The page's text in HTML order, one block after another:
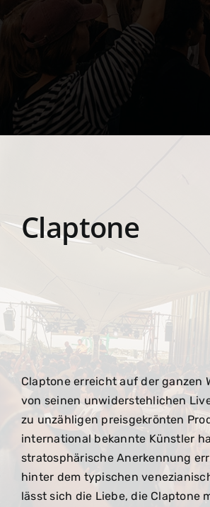
Claptone
Claptone erreicht auf der ganzen
von seinen unwiderstehlichen
zu unzähligen preisgekrönten
international bekannte Künstler
stratosphärische Anerkennung
hinter dem typischen
lässt sich die Liebe, die Claptone